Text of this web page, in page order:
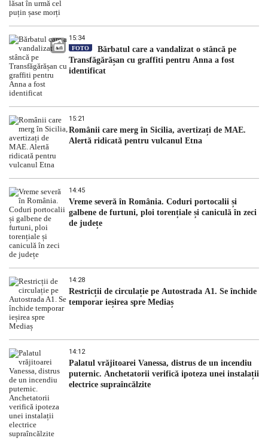
15:34
FOTO
Bărbatul care a vandalizat o stâncă pe
Transfăgărășan cu graffiti pentru Anna a fost
identificat
15:21
Românii care merg în Sicilia, avertizați de MAE.
Alertă ridicată pentru vulcanul Etna
14:45
Vreme severă în România. Coduri portocalii și
galbene de furtuni, ploi torențiale și caniculă în zeci
de județe
14:28
Restricții de circulație pe Autostrada A1. Se închide
temporar ieșirea spre Mediaș
14:12
Palatul vrăjitoarei Vanessa, distrus de un incendiu
puternic. Anchetatorii verifică ipoteza unei instalații
electrice supraîncălzite